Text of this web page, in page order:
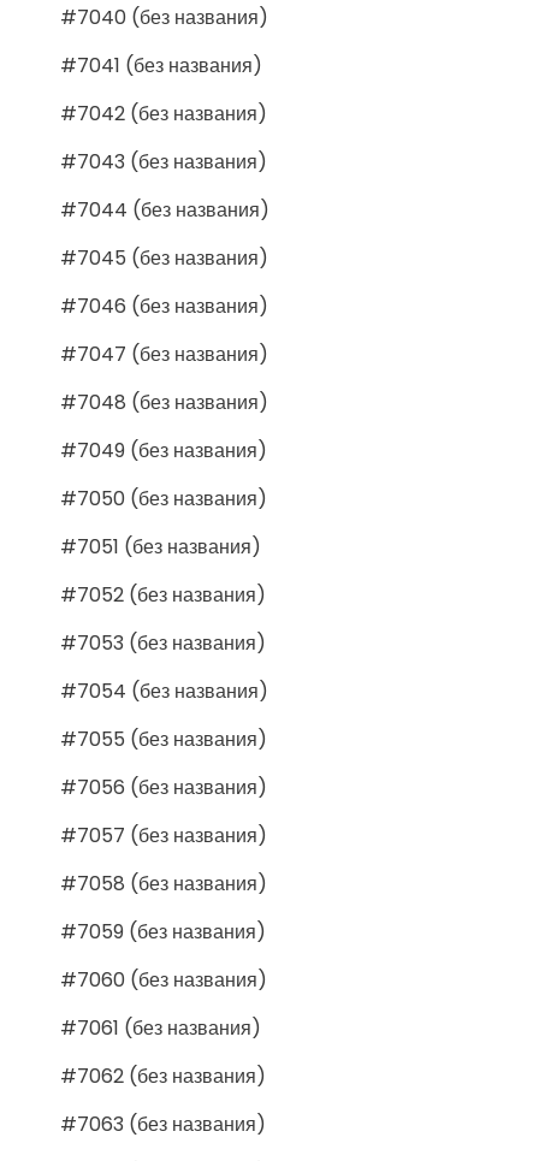
#7040 (без названия)
#7041 (без названия)
#7042 (без названия)
#7043 (без названия)
#7044 (без названия)
#7045 (без названия)
#7046 (без названия)
#7047 (без названия)
#7048 (без названия)
#7049 (без названия)
#7050 (без названия)
#7051 (без названия)
#7052 (без названия)
#7053 (без названия)
#7054 (без названия)
#7055 (без названия)
#7056 (без названия)
#7057 (без названия)
#7058 (без названия)
#7059 (без названия)
#7060 (без названия)
#7061 (без названия)
#7062 (без названия)
#7063 (без названия)